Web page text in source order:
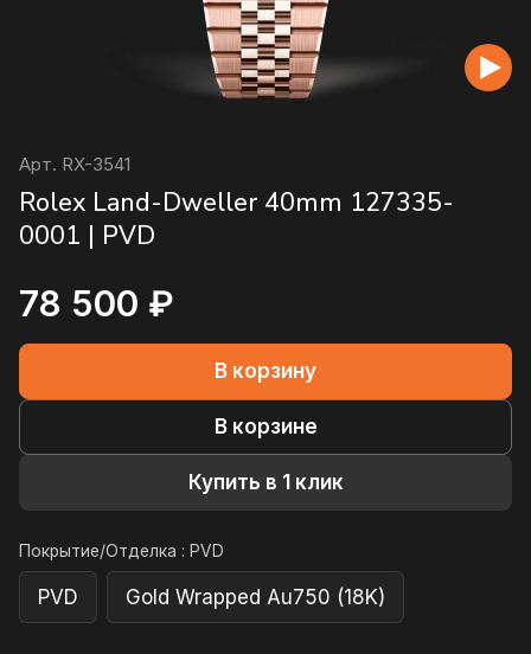
Арт. RX-3541
Rolex Land-Dweller 40mm 127335-
0001 | PVD
78 500 ₽
В корзину
В корзине
Купить в 1 клик
Покрытие/Отделка : PVD
PVD Gold Wrapped Au750 (18K)